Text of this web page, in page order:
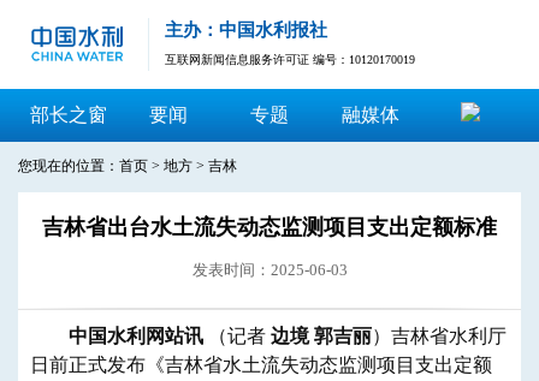
主办：中国水利报社
互联网新闻信息服务许可证 编号：10120170019
部长之窗 要闻 专题 融媒体
您现在的位置： 首页 > 地方 > 吉林
吉林省出台水土流失动态监测项目支出定额标准
发表时间：2025-06-03
中国水利网站讯 （记者 边境 郭吉丽）吉林省水利厅
日前正式发布《吉林省水土流失动态监测项目支出定额